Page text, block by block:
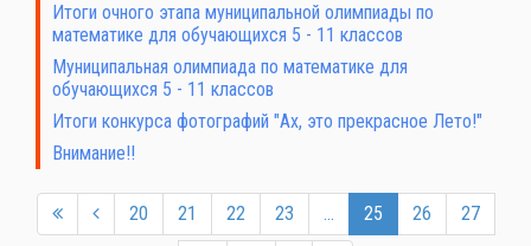
Итоги очного этапа муниципальной олимпиады по
математике для обучающихся 5 - 11 классов
Муниципальная олимпиада по математике для
обучающихся 5 - 11 классов
Итоги конкурса фотографий "Ах, это прекрасное Лето!"
Внимание!!
20 21 22 23 ... 25 26 27